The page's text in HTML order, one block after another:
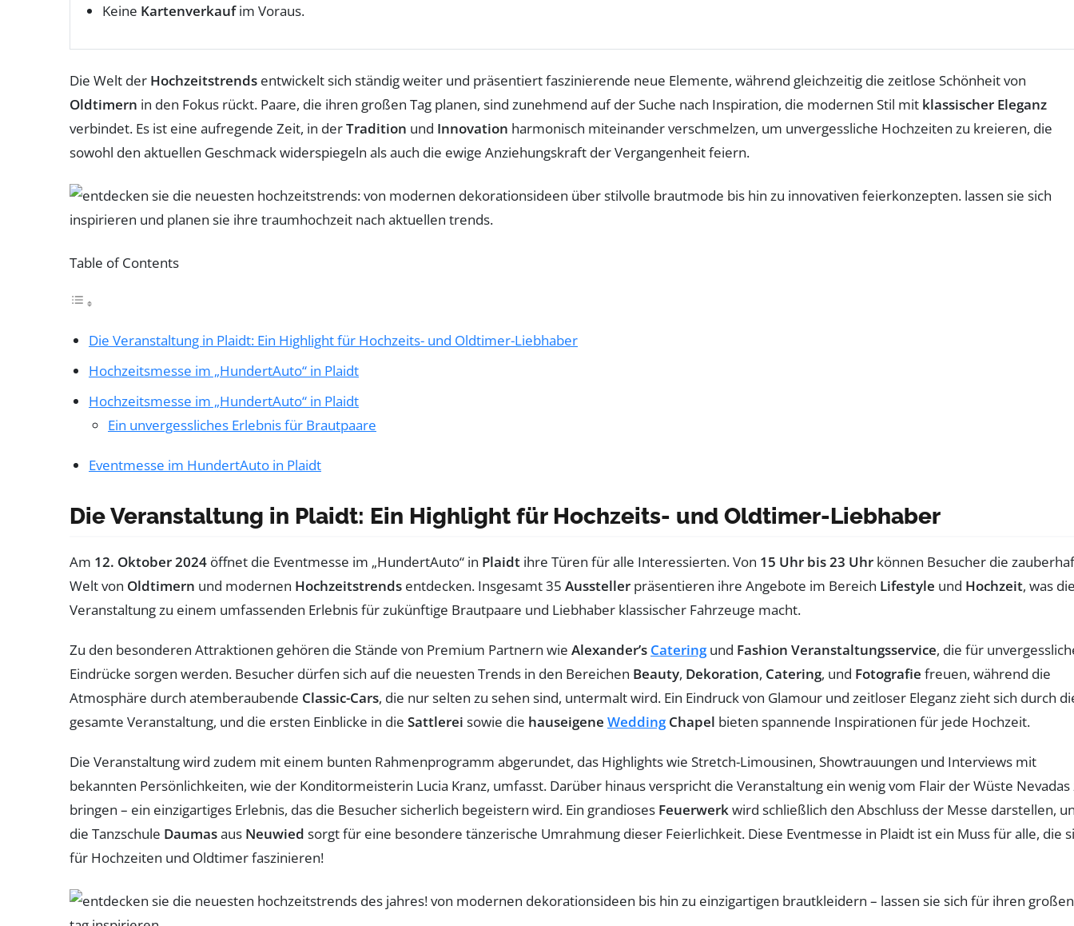
Keine Kartenverkaufim Voraus.
Die Welt der Hochzeitstrends entwickelt sich ständig weiter und präsentiert faszinierende neue Elemente, während gleichzeitig die zeitlose Schönheit von
Oldtimern in den Fokus rückt. Paare, die ihren großen Tag planen, sind zunehmend auf der Suche nach Inspiration, die modernen Stil mit klassischer Eleganz
verbindet. Es ist eine aufregende Zeit, in derTradition und Innovation harmonisch miteinander verschmelzen, um unvergessliche Hochzeiten zu kreieren, die
sowohl den aktuellen Geschmack widerspiegeln als auch die ewige Anziehungskraft der Vergangenheit feiern.
Table of Contents
Die Veranstaltung in Plaidt: Ein Highlight für Hochzeits- und Oldtimer-Liebhaber
Hochzeitsmesse im „HundertAuto“ in Plaidt
Hochzeitsmesse im „HundertAuto“ in Plaidt
Ein unvergessliches Erlebnis für Brautpaare
Eventmesse im HundertAuto in Plaidt
Die Veranstaltung in Plaidt: Ein Highlight für Hochzeits- und Oldtimer-Liebhaber
Am 12. Oktober 2024 öffnet die Eventmesse im „HundertAuto“ in Plaidt ihre Türen für alle Interessierten. Von 15 Uhr bis 23 Uhr können Besucher die
Welt von Oldtimern und modernen Hochzeitstrends entdecken. Insgesamt 35 Aussteller präsentieren ihre Angebote im Bereich Lifestyle und Hochzeit, was
Veranstaltung zu einem umfassenden Erlebnis für zukünftige Brautpaare und Liebhaber klassischer Fahrzeuge macht.
Zu den besonderen Attraktionen gehören die Stände von Premium Partnern wie Alexander’s Cateringund Fashion Veranstaltungsservice, die für
Eindrücke sorgen werden. Besucher dürfen sich auf die neuesten Trends in den Bereichen Beauty, Dekoration, Catering, und Fotografie freuen, während die
Atmosphäre durch atemberaubende Classic-Cars, die nur selten zu sehen sind, untermalt wird. Ein Eindruck von Glamour und zeitloser Eleganz zieht sich durch
gesamte Veranstaltung, und die ersten Einblicke in die Sattlerei sowie die hauseigene WeddingChapel bieten spannende Inspirationen für jede Hochzeit.
Die Veranstaltung wird zudem mit einem bunten Rahmenprogramm abgerundet, das Highlights wie Stretch-Limousinen, Showtrauungen und Interviews mit
bekannten Persönlichkeiten, wie der Konditormeisterin Lucia Kranz, umfasst. Darüber hinaus verspricht die Veranstaltung ein wenig vom Flair der Wüste Nevadas
bringen – ein einzigartiges Erlebnis, das die Besucher sicherlich begeistern wird. Ein grandioses Feuerwerk wird schließlich den Abschluss der Messe darstellen,
die Tanzschule Daumasaus Neuwied sorgt für eine besondere tänzerische Umrahmung dieser Feierlichkeit. Diese Eventmesse in Plaidt ist ein Muss für alle, die
für Hochzeiten und Oldtimer faszinieren!